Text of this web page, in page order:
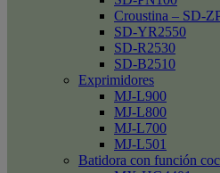
Croustina – SD-
SD-YR2550
SD-R2530
SD-B2510
Exprimidores
MJ-L900
MJ-L800
MJ-L700
MJ-L501
Batidora con función